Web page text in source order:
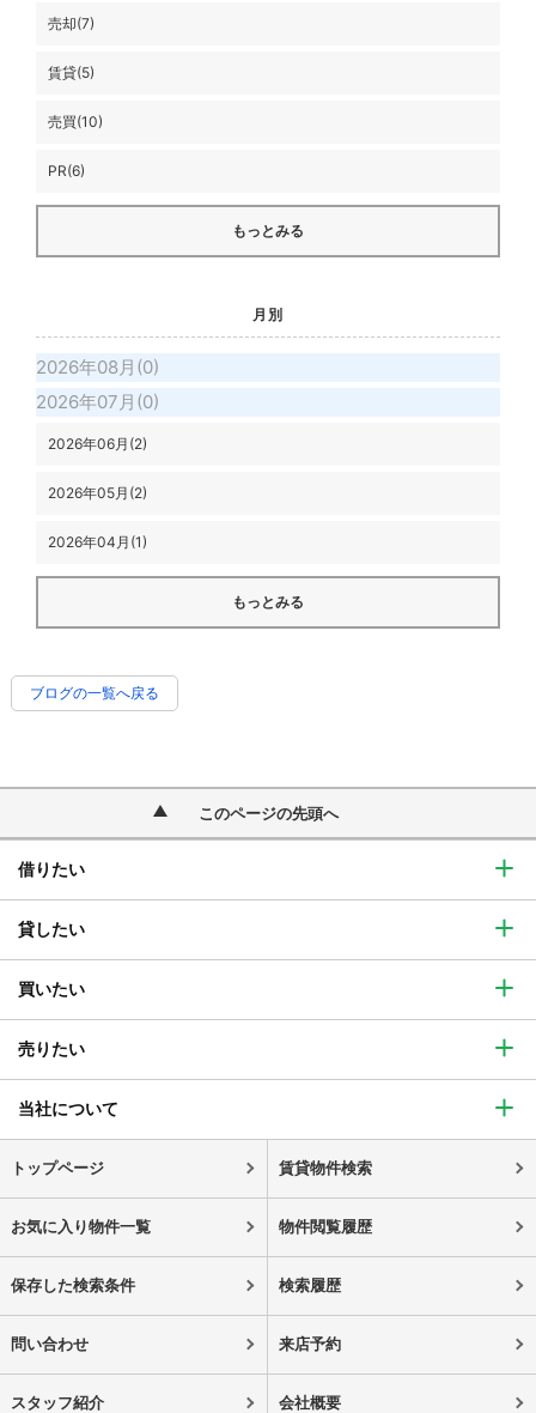
売却(7)
賃貸(5)
売買(10)
PR(6)
もっとみる
月別
2026年08月(0)
2026年07月(0)
2026年06月(2)
2026年05月(2)
2026年04月(1)
もっとみる
ブログの一覧へ戻る
このページの先頭へ
借りたい
貸したい
買いたい
売りたい
当社について
トップページ 賃貸物件検索
お気に入り物件一覧 物件閲覧履歴
保存した検索条件 検索履歴
問い合わせ 来店予約
スタッフ紹介 会社概要